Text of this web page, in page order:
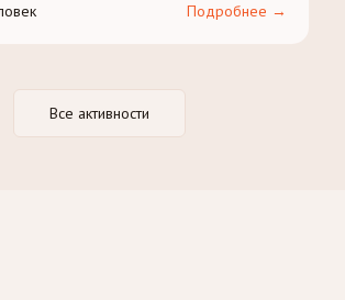
Подробнее →
Все активности